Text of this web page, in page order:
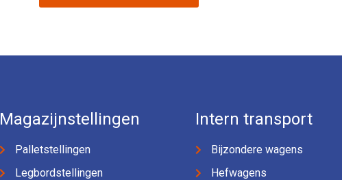
Magazijnstellingen
Palletstellingen
Legbordstellingen
Intern transport
Bijzondere wagens
Hefwagens